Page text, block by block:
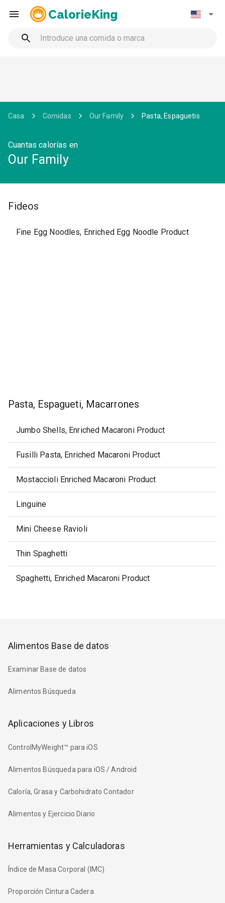
CalorieKing
Casa Comidas Our Family Pasta, Espaguetis
Cuantas calorías en
Our Family
Fideos
Fine Egg Noodles, Enriched Egg Noodle Product
Pasta, Espagueti, Macarrones
Jumbo Shells, Enriched Macaroni Product
Fusilli Pasta, Enriched Macaroni Product
Mostaccioli Enriched Macaroni Product
Linguine
Mini Cheese Ravioli
Thin Spaghetti
Spaghetti, Enriched Macaroni Product
Alimentos Base de datos
Examinar Base de datos
Alimentos Búsqueda
Aplicaciones y Libros
ControlMyWeight™ para iOS
Alimentos Búsqueda para iOS / Android
Caloría, Grasa y Carbohidrato Contador
Alimentos y Ejercicio Diario
Herramientas y Calculadoras
Índice de Masa Corporal (IMC)
Proporción Cintura Cadera